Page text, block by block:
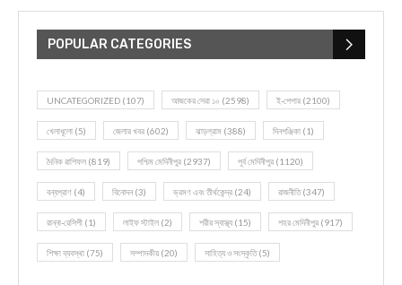
POPULAR CATEGORIES
UNCATEGORIZED (107) আজকের সেরা ১০ (2598) ই-পেপার (2100)
খেলাধূলো (5) জেলার খবর (602) ঝাড়গ্রাম (388) দিনপঞ্জিকা (1)
দৈনিক রাশিফল (819) পশ্চিম মেদিনীপুর (2937) পূর্ব মেদিনীপুর (1120)
বন্যপ্রাণ (4) বিনোদন(3) ভ্রমণ এবং তীর্থকেন্দ্র (24) রাজনীতি(347)
রান্না-রেসিপী (1) লাইফ স্টাইল (2) শরীর স্বাস্থ্য (15) শহর মেদিনীপুর (917)
শিক্ষা ব্যবস্থা (75) সম্পাদকীয় (20) সাহিত্য ও সংস্কৃতি(5)